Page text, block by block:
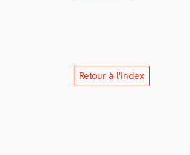
Retour à l'index